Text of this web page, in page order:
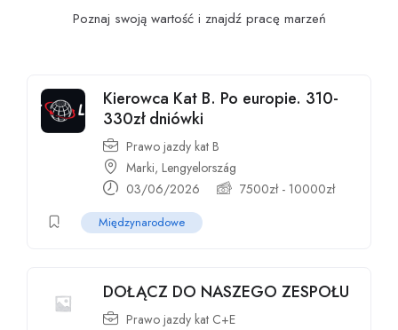
Poznaj swoją wartość i znajdź pracę marzeń
Kierowca Kat B. Po europie. 310-
330zł dniówki
Prawo jazdy kat B
Marki, Lengyelország
03/06/2026
7500zł- 10000zł
Międzynarodowe
DOŁĄCZ DO NASZEGO ZESPOŁU
Prawo jazdy kat C+E